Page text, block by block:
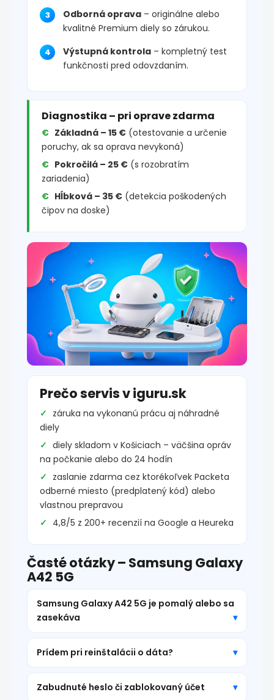
Odborná oprava – originálne alebo
kvalitné Premium diely so zárukou.
Výstupná kontrola – kompletný test
funkčnosti pred odovzdaním.
Diagnostika – pri oprave zdarma
Základná – 15 € (otestovanie a určenie
poruchy, ak sa oprava nevykoná)
Pokročilá – 25 € (s rozobratím
zariadenia)
Hĺbková – 35 € (detekcia poškodených
čipov na doske)
Prečo servis v iguru.sk
záruka na vykonanú prácu aj náhradné
diely
diely skladom v Košiciach – väčšina opráv
na počkanie alebo do 24 hodín
zaslanie zdarma cez ktorékoľvek Packeta
odberné miesto (predplatený kód) alebo
vlastnou prepravou
4,8/5 z 200+ recenzií na Google a Heureka
Časté otázky – Samsung Galaxy
A42 5G
Samsung Galaxy A42 5G je pomalý alebo sa
zasekáva
Prídem pri reinštalácii o dáta?
Zabudnuté heslo či zablokovaný účet